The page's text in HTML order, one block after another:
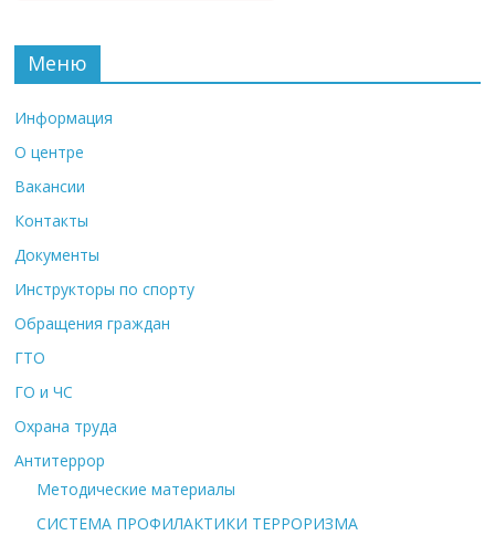
Меню
Информация
О центре
Вакансии
Контакты
Документы
Инструкторы по спорту
Обращения граждан
ГТО
ГО и ЧС
Охрана труда
Антитеррор
Методические материалы
СИСТЕМА ПРОФИЛАКТИКИ ТЕРРОРИЗМА